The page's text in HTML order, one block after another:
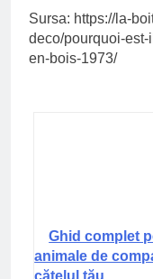
Sursa: https://la-
deco/pourquoi-
en-bois-1973/
Ghid complet
animale de